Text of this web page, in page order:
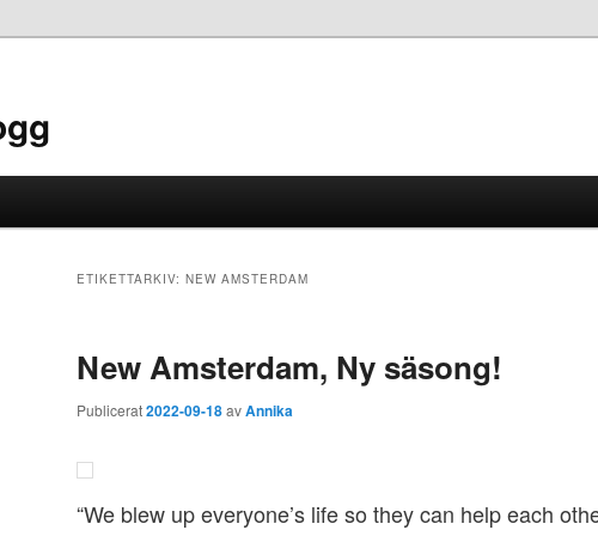
ETIKETTARKIV: NEW AMSTERDAM
New Amsterdam, Ny säsong!
Publicerat2022-09-18avAnnika
“We blew up everyone’s life so they can help each